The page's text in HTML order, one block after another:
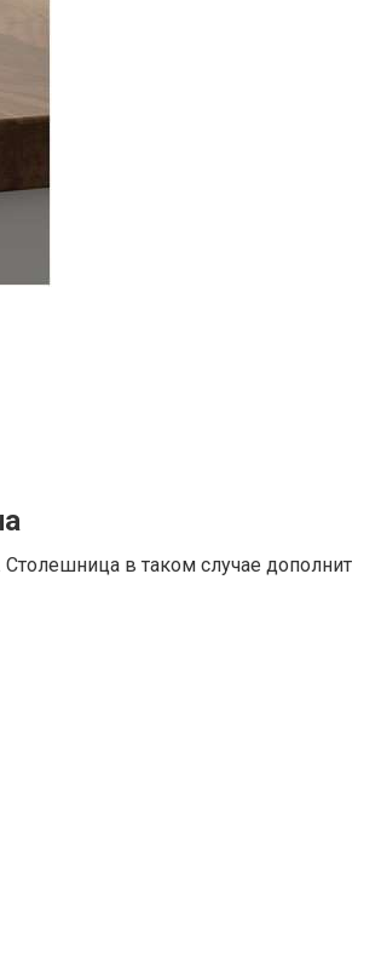
в таком случае дополнит